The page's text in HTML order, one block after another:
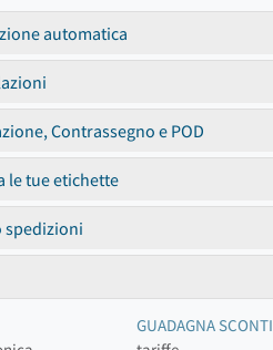
automatica
Contrassegno e POD
le tue etichette
spedizioni
GUADAGNA SCONTI